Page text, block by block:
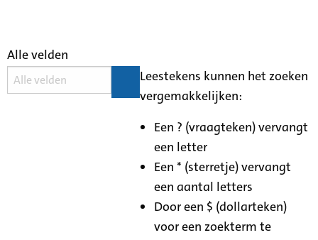
Alle velden
Leestekens kunnen het zoeken
vergemakkelijken:
Een ? (vraagteken) vervangt
een letter
Een * (sterretje) vervangt
een aantal letters
Door een $ (dollarteken)
voor een zoekterm te